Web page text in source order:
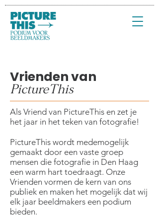
Vrienden van
PictureThis
Als Vriend van PictureThis en zet je
het jaar in het teken van fotografie!
PictureThis wordt medemogelijk
gemaakt door een vaste groep
mensen die fotografie in Den Haag
een warm hart toedraagt. Onze
Vrienden vormen de kern van ons
publiek en maken het mogelijk dat wij
elk jaar beeldmakers een podium
bieden.